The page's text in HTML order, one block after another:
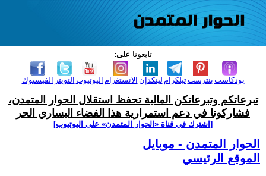
تابعونا على:
الفيسبوك التويتر اليوتيوب الانستغرام لينكدإن تيلكرامبنترست بودكاست
تبرعاتكم وتبرعاتكن المالية تحفظ استقلال الحوار المتمدن،
فشاركونا في دعم استمرارية هذا الفضاء اليساري الحر
[اشترك في قناة ‫«الحوار المتمدن» على اليوتيوب]
الحوار المتمدن - موبايل
الموقع الرئيسي